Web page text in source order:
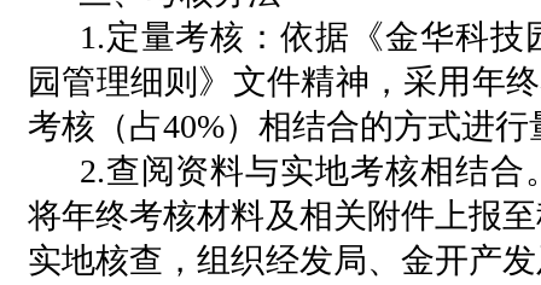
1.定量考核：依据《金华科
园管理细则》文件精神，采用年
考核（占40%）相结合的方式进行
2.查阅资料与实地考核相结合
将年终考核材料及相关附件上报
实地核查，组织经发局、金开产